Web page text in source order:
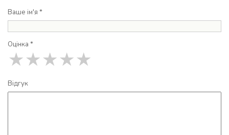
Ваше ім'я *
Оцінка *
★
★
★
★
★
Відгук